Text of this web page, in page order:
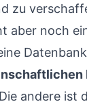
zu
aber noch
andere ist